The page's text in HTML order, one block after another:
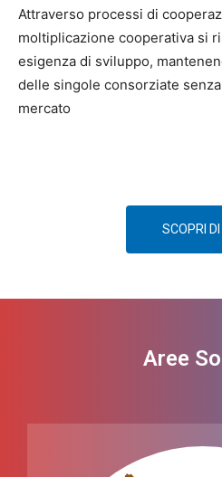
Attraverso processi di
moltiplicazione cooperativa si
esigenza di sviluppo,
delle singole consorziate
mercato
SCOPRI
Aree